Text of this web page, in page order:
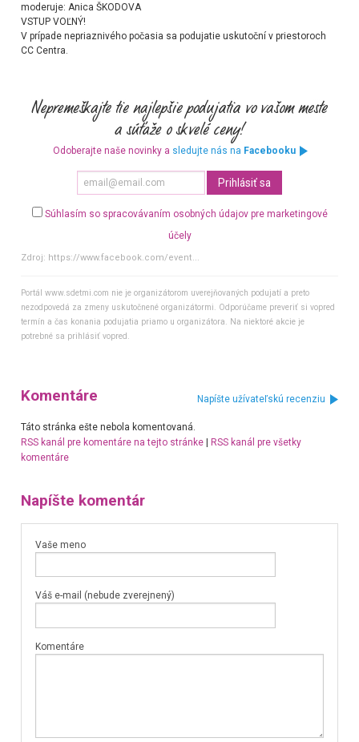
moderuje: Anica ŠKODOVA
VSTUP VOĽNÝ!
V prípade nepriaznivého počasia sa podujatie uskutoční v priestoroch
CC Centra.
Odoberajte naše novinky a sledujte nás na Facebooku
Súhlasím so spracovávaním osobných údajov pre marketingové
účely
Zdroj: https://www.facebook.com/event...
Portál www.sdetmi.com nie je organizátorom uverejňovaných podujatí a preto
nezodpovedá za zmeny uskutočnené organizátormi. Odporúčame preveriť si vopred
termín a čas konania podujatia priamo u organizátora. Na niektoré akcie je
potrebné sa prihlásiť vopred.
Komentáre Napíšte užívateľskú recenziu
Táto stránka ešte nebola komentovaná.
RSS kanál pre komentáre na tejto stránke| RSS kanál pre všetky
komentáre
Napíšte komentár
Vaše meno
Váš e-mail (nebude zverejnený)
Komentáre